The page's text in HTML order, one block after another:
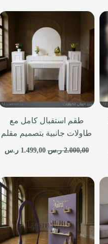
طقم استقبال كامل مع
طاولات جانبية بتصميم مقلم
2.000,00 ر.س 1.499,00 ر.س